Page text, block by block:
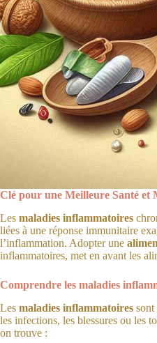
Clé pour une Meilleure Santé et
Les maladies inflammatoires
liées à une réponse immunitaire
l’inflammation. Adopter une
inflammatoires, met en avant les
Comprendre les maladies
Les maladies inflammatoires sont
les infections, les blessures ou les
on trouve :